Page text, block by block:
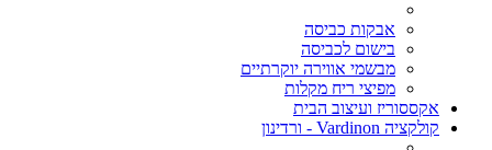
אבקות כביסה
בישום לכביסה
מבשמי אווירה יוקרתיים
מפיצי ריח מקלות
אקססוריז ועיצוב הבית
קולקציה Vardinon - ורדינון